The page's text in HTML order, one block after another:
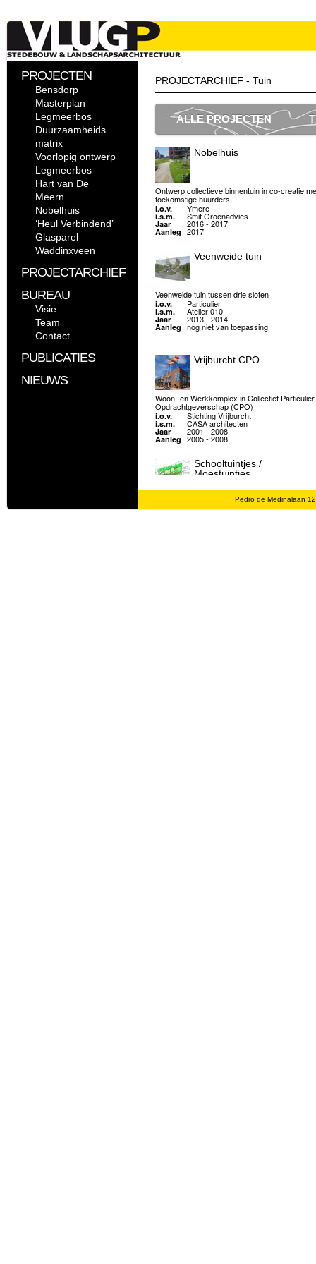
PROJECTEN
Bensdorp
Masterplan
Legmeerbos
Duurzaamheids
matrix
Voorlopig ontwerp
Legmeerbos
Hart van De
Meern
Nobelhuis
‘Heul Verbindend’
Glasparel
Waddinxveen
PROJECTARCHIEF
BUREAU
Visie
Team
Contact
PUBLICATIES
NIEUWS
PROJECTARCHIEF - Tuin
ALLE PROJECTEN
Nobelhuis
Ontwerp collectieve binnentuin in co-creatie
toekomstige huurders
i.o.v. Ymere
i.s.m. Smit Groenadvies
Jaar 2016 - 2017
Aanleg 2017
Veenweide tuin
Veenweide tuin tussen drie sloten
i.o.v. Particulier
i.s.m. Atelier 010
Jaar 2013 - 2014
Aanleg nog niet van toepassing
Vrijburcht CPO
Woon- en Werkkomplex in Collectief Particulier
Opdrachtgeverschap (CPO)
i.o.v. Stichting Vrijburcht
i.s.m. CASA architecten
Jaar 2001 - 2008
Aanleg 2005 - 2008
Schooltuintjes /
Moestuintjes
Montessorischool Steigereiland
Jaar 2010
Pedro de Medinalaan